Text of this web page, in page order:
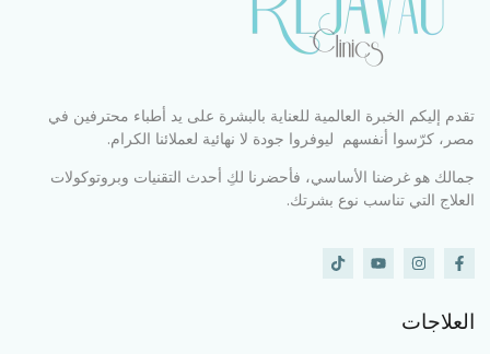
تقدم إليكم الخبرة العالمية للعناية بالبشرة على يد أطباء محترفين في
مصر، كرّسوا أنفسهم ليوفروا جودة لا نهائية لعملائنا الكرام.
جمالك هو غرضنا الأساسي، فأحضرنا لكِ أحدث التقنيات وبروتوكولات
العلاج التي تناسب نوع بشرتك.
العلاجات